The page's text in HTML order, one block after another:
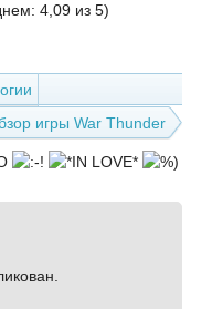
4,09 из 5)
игры War Thunder